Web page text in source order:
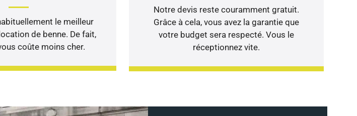
le meilleur
de benne. De fait,
coûte moins cher.
Notre devis reste couramment gratuit.
Grâce à cela, vous avez la garantie que
votre budget sera respecté. Vous le
réceptionnez vite.